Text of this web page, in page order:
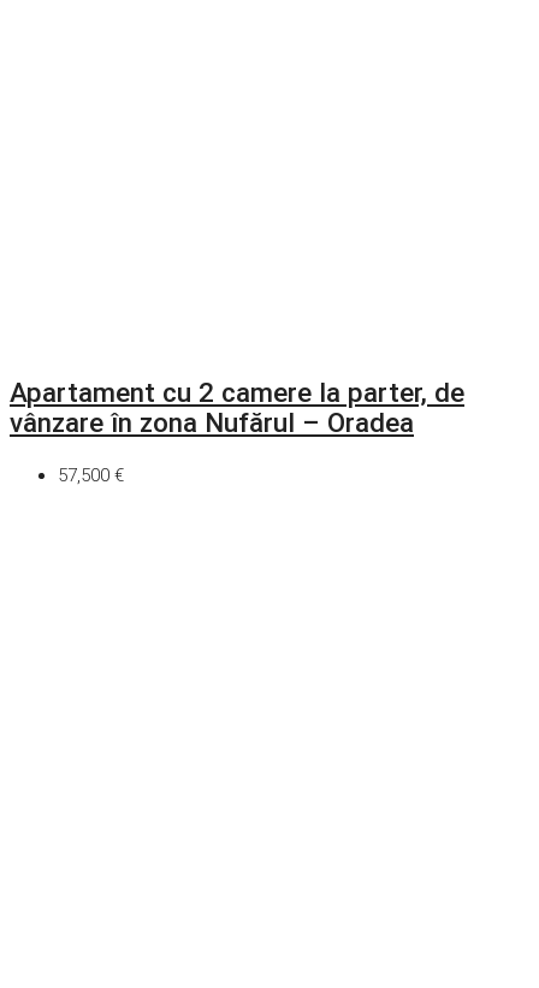
Apartament cu 2 camere la parter, de
vânzare în zona Nufărul – Oradea
57,500 €